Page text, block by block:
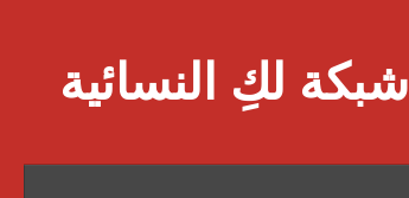
شبكة لكِ النسائية